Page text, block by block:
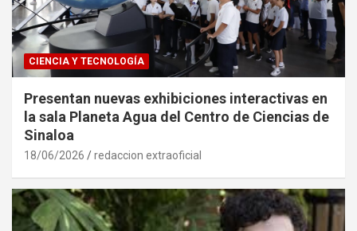
CIENCIA Y TECNOLOGÍA
Presentan nuevas exhibiciones interactivas en
la sala Planeta Agua del Centro de Ciencias de
Sinaloa
18/06/2026 redaccion extraoficial